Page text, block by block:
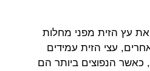
את עץ הזית מפני מחלות
עצי הזית עמידים
כאשר הנפוצים ביותר הם